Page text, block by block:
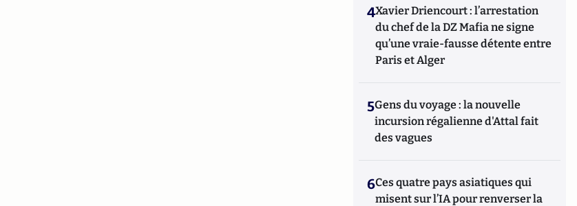
4Xavier Driencourt : l’arrestation
du chef de la DZ Mafia ne signe
qu’une vraie-fausse détente entre
Paris et Alger
5Gens du voyage : la nouvelle
incursion régalienne d'Attal fait
des vagues
6Ces quatre pays asiatiques qui
misent sur l’IA pour renverser la